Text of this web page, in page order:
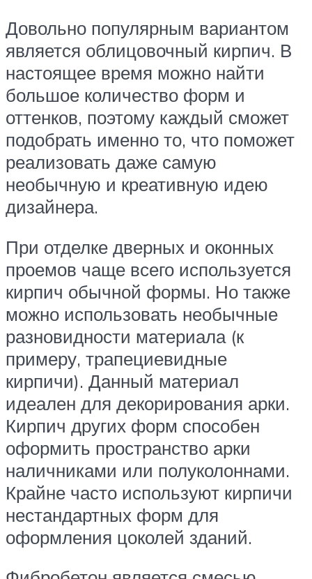
Довольно популярным вариантом
является облицовочный кирпич. В
настоящее время можно найти
большое количество форм и
оттенков, поэтому каждый сможет
подобрать именно то, что поможет
реализовать даже самую
необычную и креативную идею
дизайнера.
При отделке дверных и оконных
проемов чаще всего используется
кирпич обычной формы. Но также
можно использовать необычные
разновидности материала (к
примеру, трапециевидные
кирпичи). Данный материал
идеален для декорирования арки.
Кирпич других форм способен
оформить пространство арки
наличниками или полуколоннами.
Крайне часто используют кирпичи
нестандартных форм для
оформления цоколей зданий.